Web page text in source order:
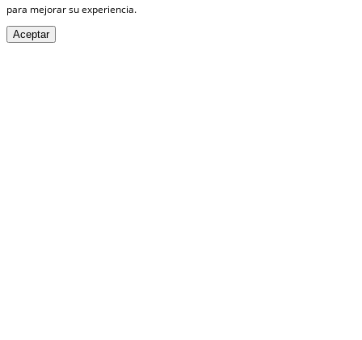
para mejorar su experiencia.
Aceptar